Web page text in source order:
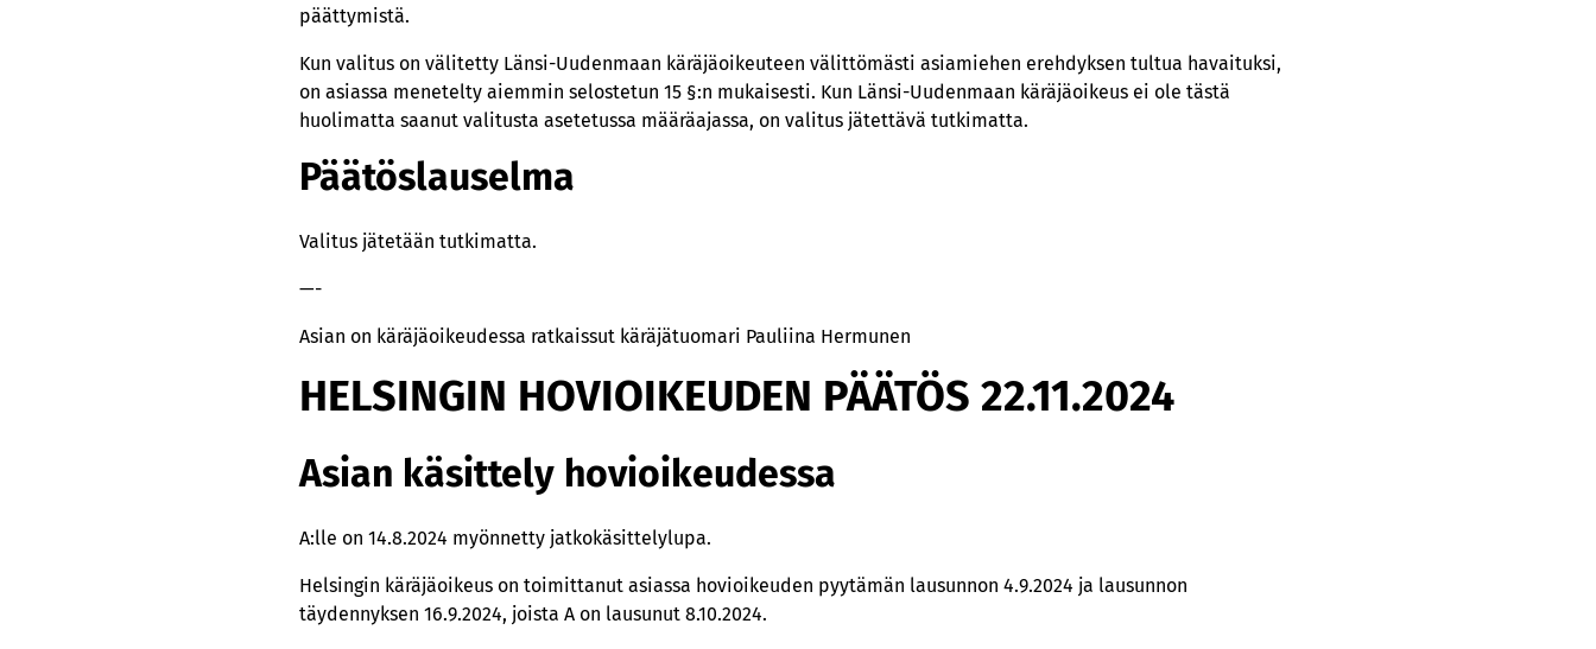
päättymistä.
Kun valitus on välitetty Länsi-Uudenmaan käräjäoikeuteen välittömästi asiamiehen erehdyksen tultua havaituksi,
on asiassa menetelty aiemmin selostetun 15 §:n mukaisesti. Kun Länsi-Uudenmaan käräjäoikeus ei ole tästä
huolimatta saanut valitusta asetetussa määräajassa, on valitus jätettävä tutkimatta.
Päätöslauselma
Valitus jätetään tutkimatta.
—-
Asian on käräjäoikeudessa ratkaissut käräjätuomari Pauliina Hermunen
HELSINGIN HOVIOIKEUDEN PÄÄTÖS 22.11.2024
Asian käsittely hovioikeudessa
A:lle on 14.8.2024 myönnetty jatkokäsittelylupa.
Helsingin käräjäoikeus on toimittanut asiassa hovioikeuden pyytämän lausunnon 4.9.2024 ja lausunnon
täydennyksen 16.9.2024, joista A on lausunut 8.10.2024.